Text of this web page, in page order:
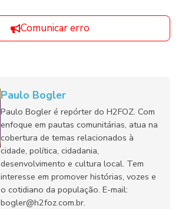
Comunicar erro
Paulo Bogler
Paulo Bogler é repórter do H2FOZ. Com
enfoque em pautas comunitárias, atua na
cobertura de temas relacionados à
cidade, política, cidadania,
desenvolvimento e cultura local. Tem
interesse em promover histórias, vozes e
o cotidiano da população. E-mail:
bogler@h2foz.com.br.